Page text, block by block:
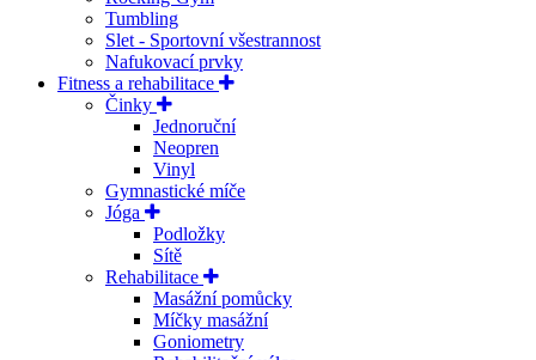
Tumbling
Slet - Sportovní všestrannost
Nafukovací prvky
Fitness a rehabilitace
Činky
Jednoruční
Neopren
Vinyl
Gymnastické míče
Jóga
Podložky
Sítě
Rehabilitace
Masážní pomůcky
Míčky masážní
Goniometry